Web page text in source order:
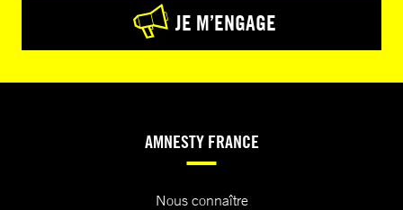
JE M’ENGAGE
AMNESTY FRANCE
Nous connaître